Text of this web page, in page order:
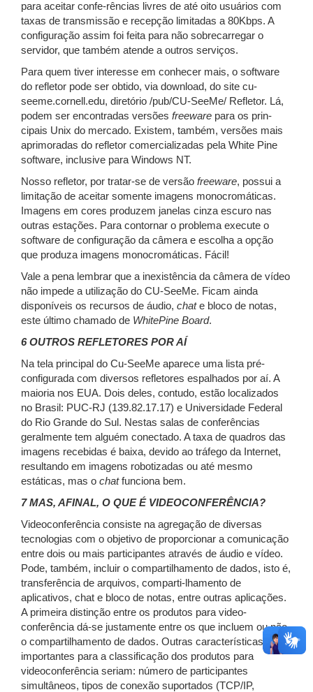
para aceitar confe-rências livres de até oito usuários com
taxas de transmissão e recepção limitadas a 80Kbps. A
configuração assim foi feita para não sobrecarregar o
servidor, que também atende a outros serviços.
Para quem tiver interesse em conhecer mais, o software
do refletor pode ser obtido, via download, do site cu-
seeme.cornell.edu, diretório /pub/CU-SeeMe/ Refletor. Lá,
podem ser encontradas versões freeware para os prin-
cipais Unix do mercado. Existem, também, versões mais
aprimoradas do refletor comercializadas pela White Pine
software, inclusive para Windows NT.
Nosso refletor, por tratar-se de versão freeware, possui a
limitação de aceitar somente imagens monocromáticas.
Imagens em cores produzem janelas cinza escuro nas
outras estações. Para contornar o problema execute o
software de configuração da câmera e escolha a opção
que produza imagens monocromáticas. Fácil!
Vale a pena lembrar que a inexistência da câmera de vídeo
não impede a utilização do CU-SeeMe. Ficam ainda
disponíveis os recursos de áudio, chate bloco de notas,
este último chamado de WhitePine Board.
6 OUTROS REFLETORES POR AÍ
Na tela principal do Cu-SeeMe aparece uma lista pré-
configurada com diversos refletores espalhados por aí. A
maioria nos EUA. Dois deles, contudo, estão localizados
no Brasil: PUC-RJ (139.82.17.17) e Universidade Federal
do Rio Grande do Sul. Nestas salas de conferências
geralmente tem alguém conectado. A taxa de quadros das
imagens recebidas é baixa, devido ao tráfego da Internet,
resultando em imagens robotizadas ou até mesmo
estáticas, mas o chatfunciona bem.
7 MAS, AFINAL, O QUE É VIDEOCONFERÊNCIA?
Videoconferência consiste na agregação de diversas
tecnologias com o objetivo de proporcionar a comunicação
entre dois ou mais participantes através de áudio e vídeo.
Pode, também, incluir o compartilhamento de dados, isto é,
transferência de arquivos, comparti-lhamento de
aplicativos, chat e bloco de notas, entre outras aplicações.
A primeira distinção entre os produtos para video-
conferência dá-se justamente entre os que incluem ou não
o compartilhamento de dados. Outras características
importantes para a classificação dos produtos para
videoconferência seriam: número de participantes
simultâneos, tipos de conexão suportados (TCP/IP,